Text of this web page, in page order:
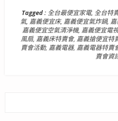
Tagged : 全台最便宜家電, 全台特
氣, 嘉義便宜床, 嘉義便宜氣炸鍋,
嘉義便宜空氣清淨機, 嘉義便宜電
風扇, 嘉義床特賣會, 嘉義搶便宜特
賣會活動, 嘉義電器, 嘉義電器特賣
賣會資